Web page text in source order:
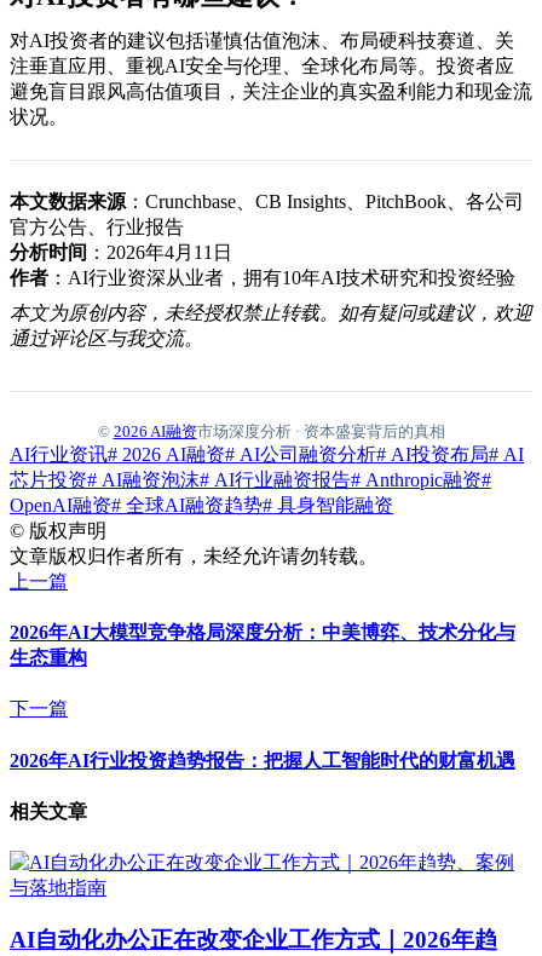
对AI投资者的建议包括谨慎估值泡沫、布局硬科技赛道、关
注垂直应用、重视AI安全与伦理、全球化布局等。投资者应
避免盲目跟风高估值项目，关注企业的真实盈利能力和现金流
状况。
本文数据来源 ：Crunchbase、CB Insights、PitchBook、各公司
官方公告、行业报告
分析时间 ：2026年4月11日
作者 ：AI行业资深从业者，拥有10年AI技术研究和投资经验
本文为原创内容，未经授权禁止转载。如有疑问或建议，欢迎
通过评论区与我交流。
© 2026 AI融资市场深度分析 · 资本盛宴背后的真相
AI行业资讯# 2026 AI融资# AI公司融资分析# AI投资布局# AI
芯片投资# AI融资泡沫# AI行业融资报告# Anthropic融资#
OpenAI融资# 全球AI融资趋势# 具身智能融资
© 版权声明
文章版权归作者所有，未经允许请勿转载。
上一篇
2026年AI大模型竞争格局深度分析：中美博弈、技术分化与
生态重构
下一篇
2026年AI行业投资趋势报告：把握人工智能时代的财富机遇
相关文章
AI自动化办公正在改变企业工作方式｜2026年趋